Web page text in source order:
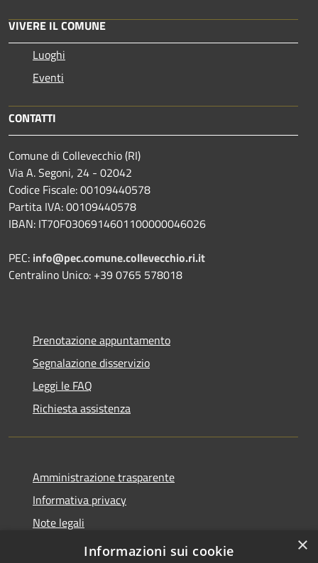
VIVERE IL COMUNE
Luoghi
Eventi
CONTATTI
Comune di Collevecchio (RI)
Via A. Segoni, 24 - 02042
Codice Fiscale: 00109440578
Partita IVA: 00109440578
IBAN: IT70F0306914601100000046026
PEC: info@pec.comune.collevecchio.ri.it
Centralino Unico: +39 0765 578018
Prenotazione appuntamento
Segnalazione disservizio
Leggi le FAQ
Richiesta assistenza
Amministrazione trasparente
Informativa privacy
Note legali
Dichiarazione di accessibilità
×
Informazioni sui cookie